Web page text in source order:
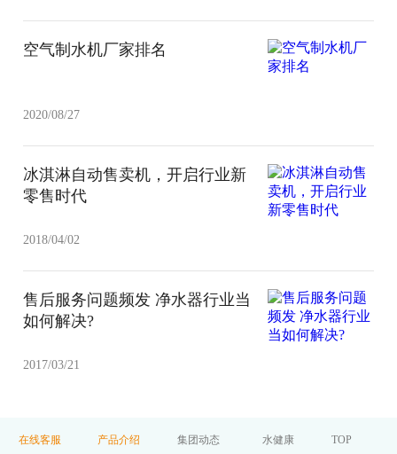
空气制水机厂家排名
2020/08/27
冰淇淋自动售卖机，开启行业新
零售时代
2018/04/02
售后服务问题频发 净水器行业当
如何解决?
2017/03/21
在线客服 产品介绍 集团动态 水健康 TOP